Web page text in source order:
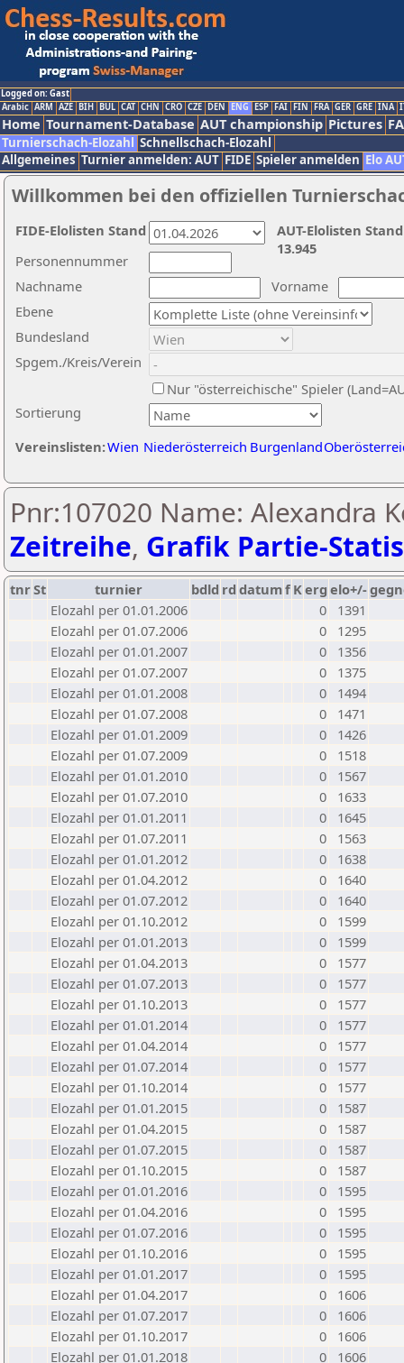
Logged on: Gast
Arabic ARM AZE BIH BUL CAT CHN CRO CZE DEN ENG ESP FAI FIN FRA GER GRE INA
Home Tournament-Database AUT championship Pictures
Turnierschach-Elozahl Schnellschach-Elozahl
Allgemeines Turnier anmelden: AUT FIDE Spieler anmelden Elo
Willkommen bei den offiziellen
Nachname
Vorname
Ebene
Sortierung
Personennummer
Bundesland
Spgem./Kreis/Verein
Nur "österreichische" Spieler
Vereinslisten:Wien Niederösterreich Burgenland
AUT-Elolisten
13.945
FIDE-Elolisten Stand
Pnr:107020 Name: Alexandra
Zeitreihe, Grafik Partie-
tnrSt turnier bdld rd datumf Kerg elo+/-
Elozahl per 01.01.2006
0
1391
Elozahl per 01.07.2006
0
1295
Elozahl per 01.01.2007
0
1356
Elozahl per 01.07.2007
0
1375
Elozahl per 01.01.2008
0
1494
Elozahl per 01.07.2008
0
1471
Elozahl per 01.01.2009
0
1426
Elozahl per 01.07.2009
0
1518
Elozahl per 01.01.2010
0
1567
Elozahl per 01.07.2010
0
1633
Elozahl per 01.01.2011
0
1645
Elozahl per 01.07.2011
0
1563
Elozahl per 01.01.2012
0
1638
Elozahl per 01.04.2012
0
1640
Elozahl per 01.07.2012
0
1640
Elozahl per 01.10.2012
0
1599
Elozahl per 01.01.2013
0
1599
Elozahl per 01.04.2013
0
1577
Elozahl per 01.07.2013
0
1577
Elozahl per 01.10.2013
0
1577
Elozahl per 01.01.2014
0
1577
Elozahl per 01.04.2014
0
1577
Elozahl per 01.07.2014
0
1577
Elozahl per 01.10.2014
0
1577
Elozahl per 01.01.2015
0
1587
Elozahl per 01.04.2015
0
1587
Elozahl per 01.07.2015
0
1587
Elozahl per 01.10.2015
0
1587
Elozahl per 01.01.2016
0
1595
Elozahl per 01.04.2016
0
1595
Elozahl per 01.07.2016
0
1595
Elozahl per 01.10.2016
0
1595
Elozahl per 01.01.2017
0
1595
Elozahl per 01.04.2017
0
1606
Elozahl per 01.07.2017
0
1606
Elozahl per 01.10.2017
0
1606
Elozahl per 01.01.2018
0
1606